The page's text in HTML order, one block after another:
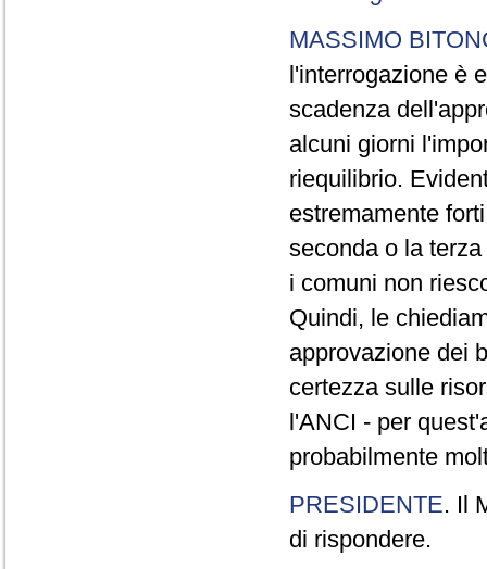
MASSIMO
l'interrogazione è
scadenza
alcuni giorni
riequilibrio.
estremamente
seconda o la
i comuni non
Quindi, le
approvazione dei
certezza sulle
l'ANCI - per
probabilmente
PRESIDENTE. Il
di rispondere.